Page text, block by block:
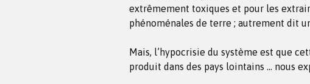
extrêmement toxiques et pour les
phénoménales de terre ; autrement dit
Mais, l’hypocrisie du système est que
produit dans des pays lointains … nous